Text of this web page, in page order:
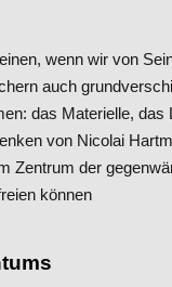
wenn wir von
auch
das Materielle, das
von Nicolai
Zentrum der
können